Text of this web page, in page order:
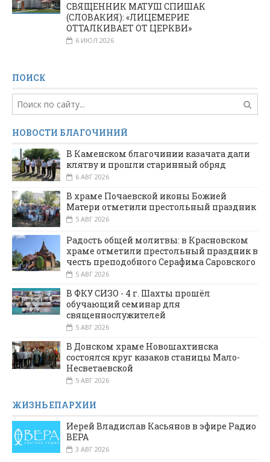
СВЯЩЕННИК МАТУШ СПИШАК
(СЛОВАКИЯ): «ЛИЦЕМЕРИЕ
ОТТАЛКИВАЕТ ОТ ЦЕРКВИ»
6 ИЮЛ 2026
ПОИСК
НОВОСТИ БЛАГОЧИНИЙ
В Каменском благочинии казачата дали
клятву и прошли старинный обряд
6 АВГ 2026
В храме Почаевской иконы Божией
Матери отметили престольный праздник
5 АВГ 2026
Радость общей молитвы: в Красновском
храме отметили престольный праздник в
честь преподобного Серафима Саровского
5 АВГ 2026
В ФКУ СИЗО - 4 г. Шахты прошёл
обучающий семинар для
священнослужителей
5 АВГ 2026
В Донском храме Новошахтинска
состоялся круг казаков станицы Мало-
Несветаевской
5 АВГ 2026
ЖИЗНЬ ЕПАРХИИ
Иерей Владислав Касьянов в эфире Радио
ВЕРА
3 АВГ 2026